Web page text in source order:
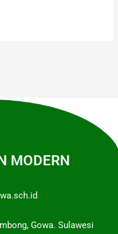
MODERN
Gowa. Sulawesi